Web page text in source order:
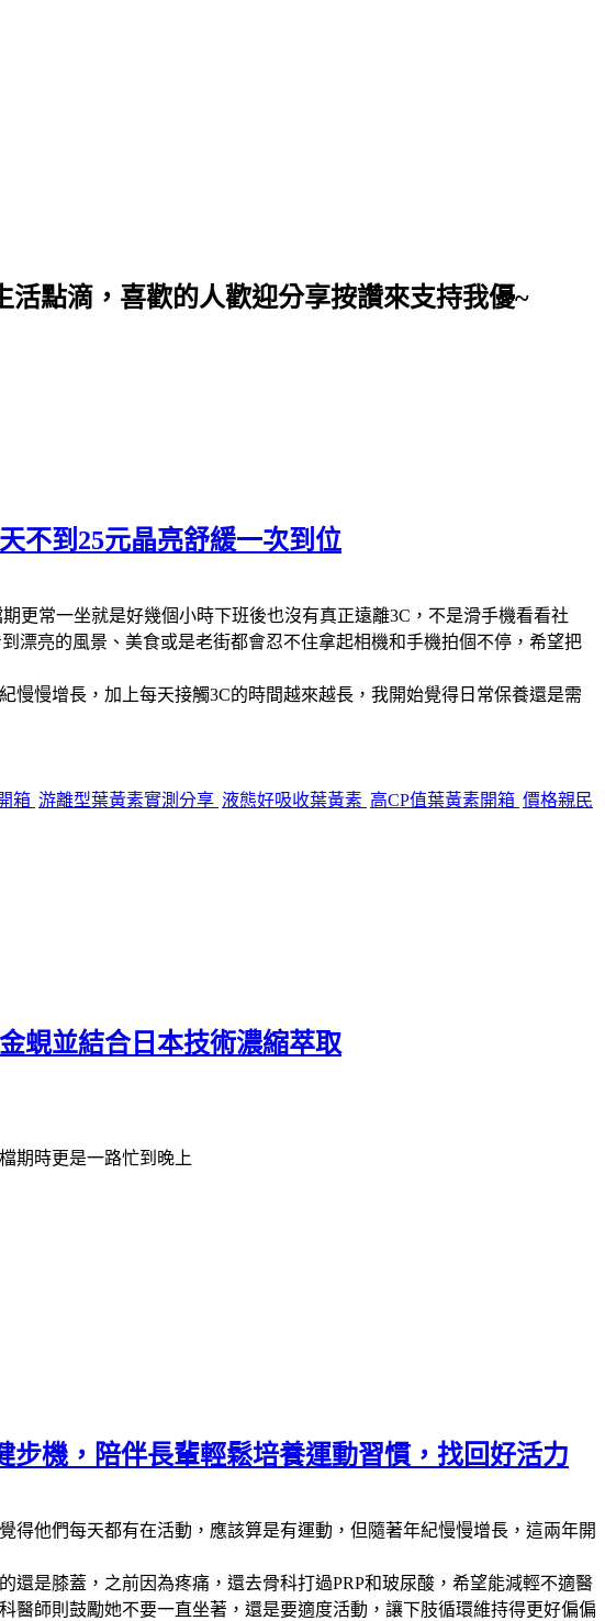
點滴，喜歡的人歡迎分享按讚來支持我優~
不到25元晶亮舒緩一次到位
更常一坐就是好幾個小時下班後也沒有真正遠離3C，不是滑手機看看社
漂亮的風景、美食或是老街都會忍不住拿起相機和手機拍個不停，希望把
慢增長，加上每天接觸3C的時間越來越長，我開始覺得日常保養還是需
箱 游離型葉黃素實測分享 液態好吸收葉黃素 高CP值葉黃素開箱 價格親民
蜆並結合日本技術濃縮萃取
期時更是一路忙到晚上
機，陪伴長輩輕鬆培養運動習慣，找回好活力
他們每天都有在活動，應該算是有運動，但隨著年紀慢慢增長，這兩年開
是膝蓋，之前因為疼痛，還去骨科打過PRP和玻尿酸，希望能減輕不適醫
師則鼓勵她不要一直坐著，還是要適度活動，讓下肢循環維持得更好偏偏